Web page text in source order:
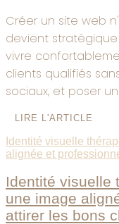
Créer un site web
devient
vivre
clients qualifiés
sociaux, et poser
LIRE L'ARTICLE
Identité visuelle
alignée et
Identité visuelle
une image
attirer les bons